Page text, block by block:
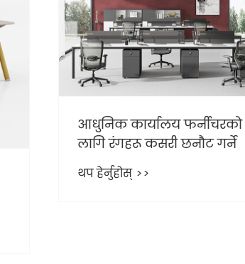
आधुनिक कार्यालय फर्नीचरको
लागि रंगहरू कसरी छनौट गर्ने
थप हेर्नुहोस् >>